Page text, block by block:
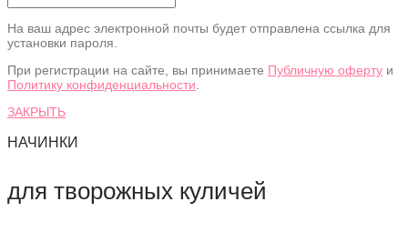
На ваш адрес электронной почты будет отправлена ссылка для
установки пароля.
При регистрации на сайте, вы принимаете Публичную оферту и
Политику конфиденциальности
ЗАКРЫТЬ
НАЧИНКИ
для творожных куличей